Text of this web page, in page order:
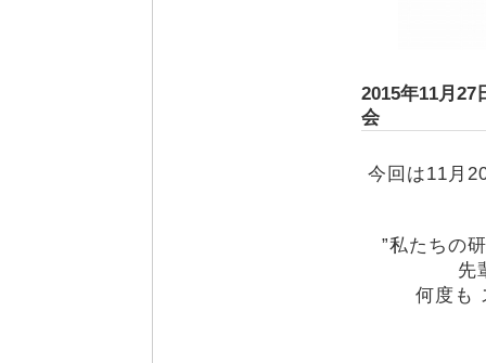
2015年11月
今回は11月
”私たちの
先
何度も